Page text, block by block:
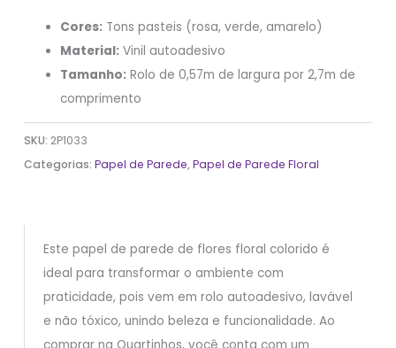
Cores: Tons pasteis (rosa, verde, amarelo)
Material: Vinil autoadesivo
Tamanho: Rolo de 0,57m de largura por 2,7m de
comprimento
SKU: 2P1033
Categorias:Papel de Parede,Papel de Parede Floral
Este papel de parede de flores floral colorido é
ideal para transformar o ambiente com
praticidade, pois vem em rolo autoadesivo, lavável
e não tóxico, unindo beleza e funcionalidade. Ao